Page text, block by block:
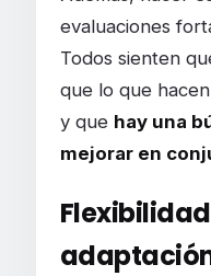
evaluaciones
Todos sienten
que lo que
y que hay una
mejorar en